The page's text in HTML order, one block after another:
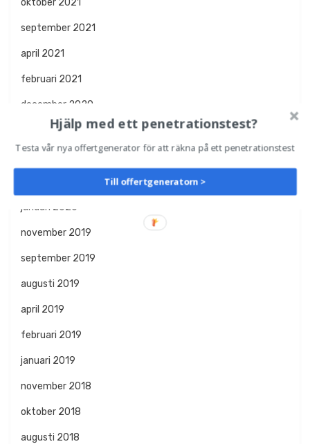
oktober 2021
september 2021
april 2021
februari 2021
december 2020
oktober 2020
augusti 2020
januari 2020
november 2019
september 2019
augusti 2019
april 2019
februari 2019
januari 2019
november 2018
oktober 2018
augusti 2018
Hjälp med ett penetrationstest?
Testa vår nya offertgenerator för att räkna på ett penetrationstest
Till offertgeneratorn >